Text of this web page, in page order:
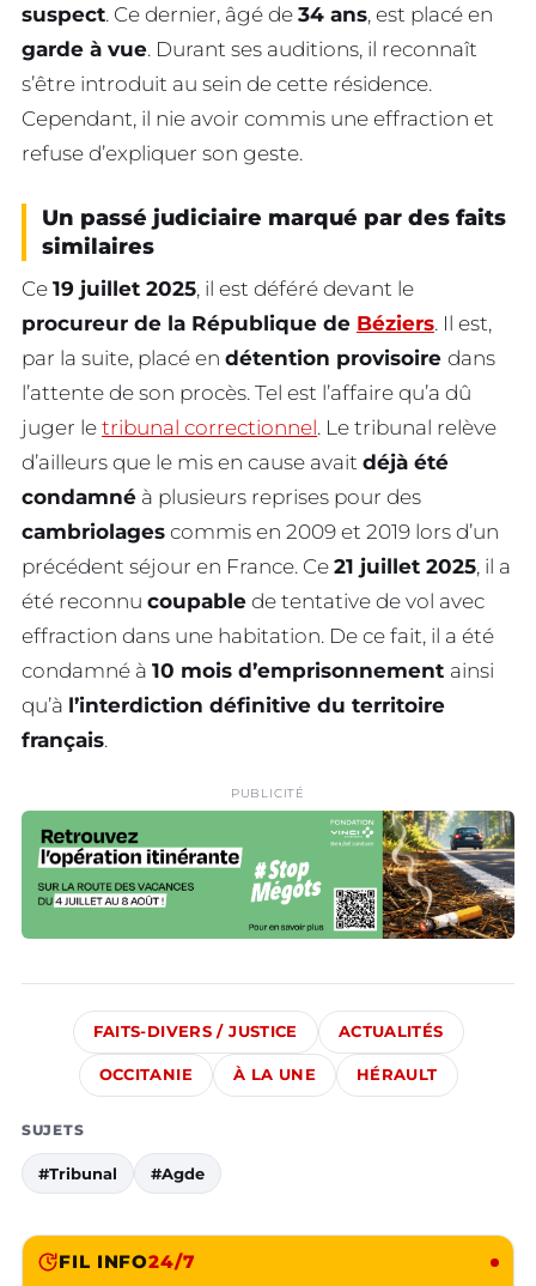
suspect. Ce dernier, âgé de 34 ans, est placé en
garde à vue. Durant ses auditions, il reconnaît
s’être introduit au sein de cette résidence.
Cependant, il nie avoir commis une effraction et
refuse d’expliquer son geste.
Un passé judiciaire marqué par des faits
similaires
Ce 19 juillet 2025, il est déféré devant le
procureur de la République de Béziers. Il est,
par la suite, placé en détention provisoire dans
l’attente de son procès. Tel est l’affaire qu’a dû
juger le tribunal correctionnel. Le tribunal relève
d’ailleurs que le mis en cause avait déjà été
condamné à plusieurs reprises pour des
cambriolages commis en 2009 et 2019 lors d’un
précédent séjour en France. Ce 21 juillet 2025, il a
été reconnu coupable de tentative de vol avec
effraction dans une habitation. De ce fait, il a été
condamné à 10 mois d’emprisonnement ainsi
qu’à l’interdiction définitive du territoire
français.
PUBLICITÉ
FAITS-DIVERS / JUSTICE ACTUALITÉS
OCCITANIE À LA UNE HÉRAULT
SUJETS
#Tribunal #Agde
FIL INFO24/7